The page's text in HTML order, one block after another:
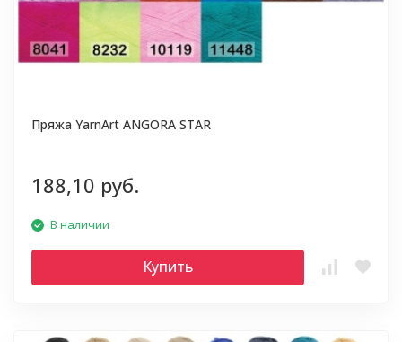
Пряжа YarnArt ANGORA STAR
188,10 руб.
В наличии
Купить